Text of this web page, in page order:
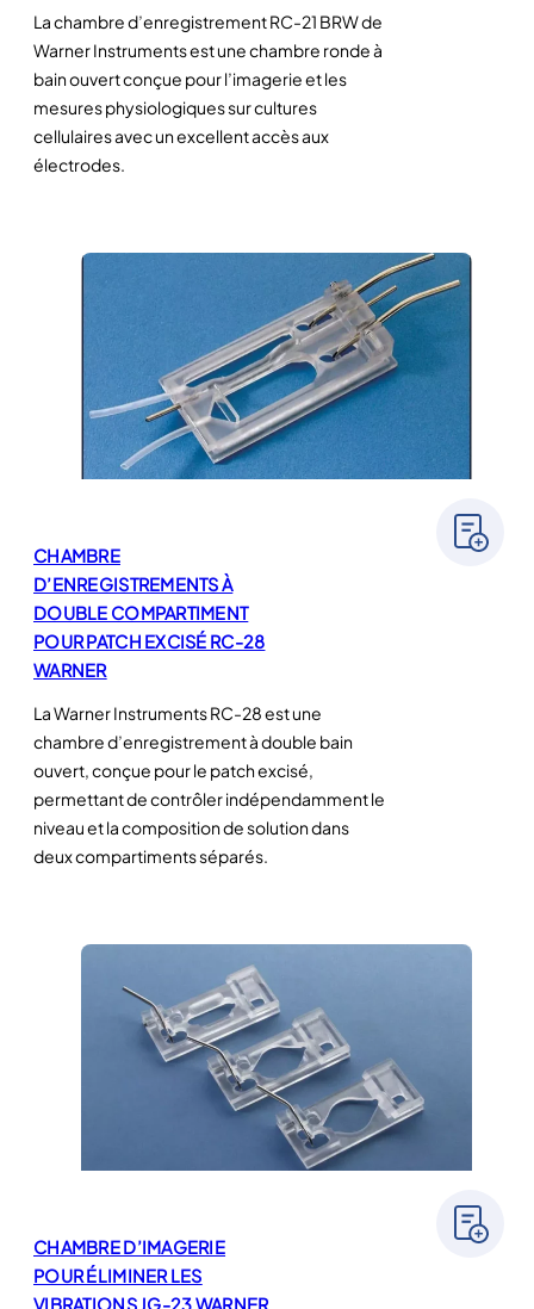
La chambre d’enregistrement RC-21 BRW de
Warner Instruments est une chambre ronde à
bain ouvert conçue pour l’imagerie et les
mesures physiologiques sur cultures
cellulaires avec un excellent accès aux
électrodes.
CHAMBRE
D’ENREGISTREMENTS À
DOUBLE COMPARTIMENT
POUR PATCH EXCISÉ RC-28
WARNER
La Warner Instruments RC-28 est une
chambre d’enregistrement à double bain
ouvert, conçue pour le patch excisé,
permettant de contrôler indépendamment le
niveau et la composition de solution dans
deux compartiments séparés.
CHAMBRE D’IMAGERIE
POUR ÉLIMINER LES
VIBRATIONS JG-23 WARNER